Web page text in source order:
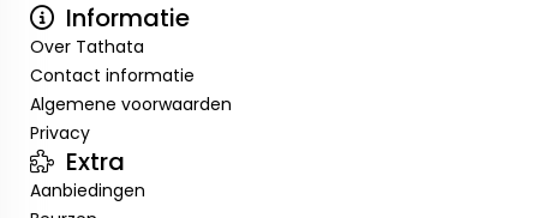
Informatie
Over Tathata
Contact informatie
Algemene voorwaarden
Privacy
Extra
Aanbiedingen